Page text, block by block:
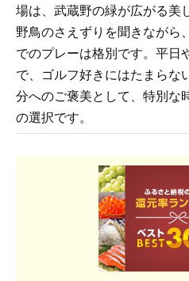
場は、武蔵野の緑が広がる美
野鳥のさえずりを聞きながら
でのプレーは格別です。平日
で、ゴルフ好きにはたまらな
分へのご褒美として、特別な
の選択です。